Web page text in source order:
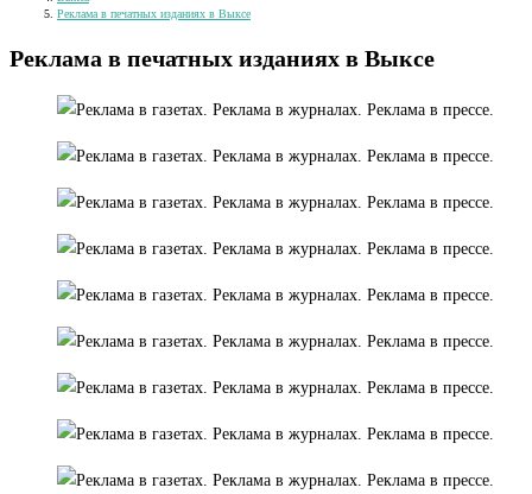
Реклама в печатных изданиях в Выксе
Реклама в печатных изданиях в Выксе